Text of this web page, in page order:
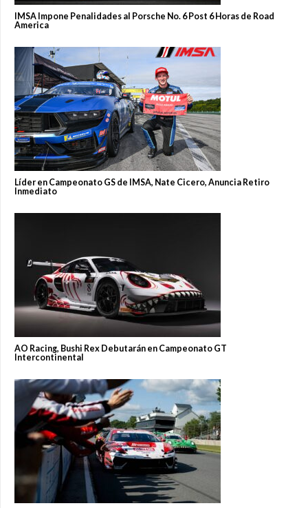
IMSA Impone Penalidades al Porsche No. 6 Post 6 Horas de Road
America
Líder en Campeonato GS de IMSA, Nate Cicero, Anuncia Retiro
Inmediato
AO Racing, Bushi Rex Debutarán en Campeonato GT
Intercontinental